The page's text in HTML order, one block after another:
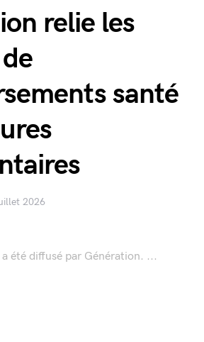
relie les
santé
2026
été diffusé par Génération. ...